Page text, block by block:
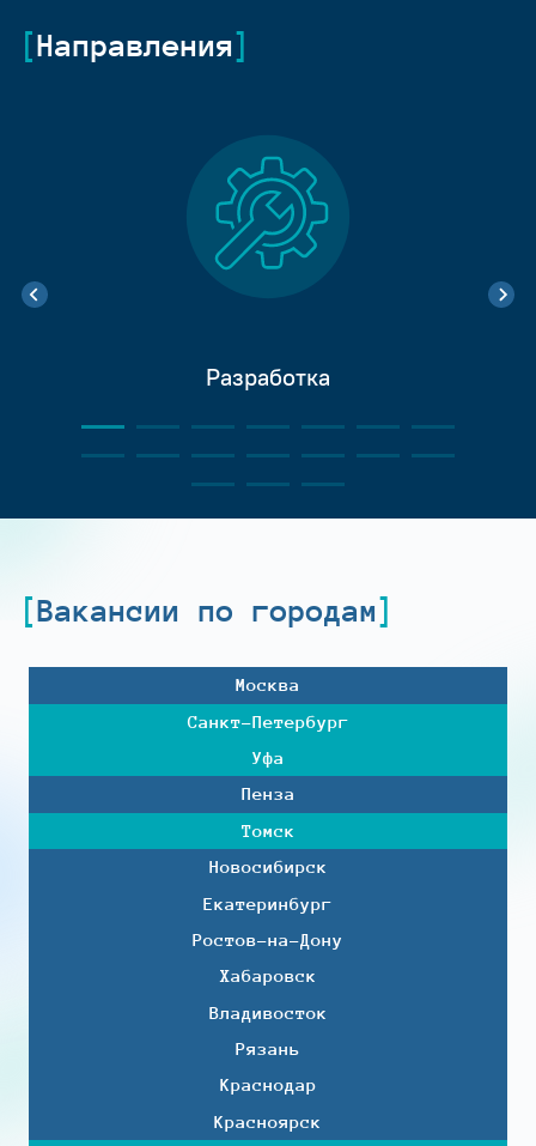
Направления
Разработка
Вакансии по городам
Москва
Санкт-Петербург
Уфа
Пенза
Томск
Новосибирск
Екатеринбург
Ростов-на-Дону
Хабаровск
Владивосток
Рязань
Краснодар
Красноярск